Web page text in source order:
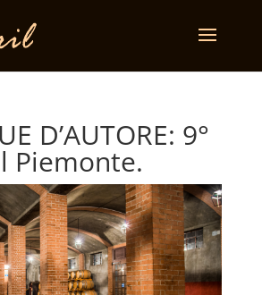
D’AUTORE: 9°
Piemonte.